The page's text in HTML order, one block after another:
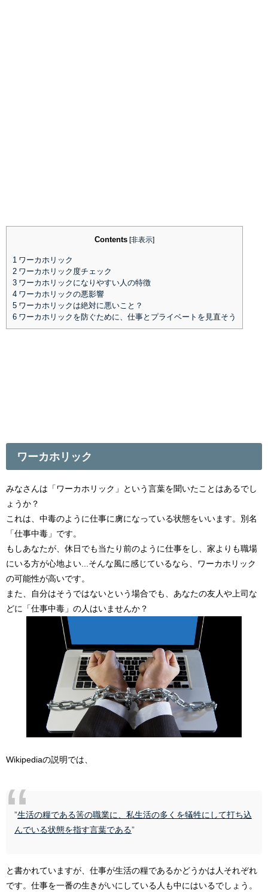
Contents [非表示]
1 ワーカホリック
2 ワーカホリック度チェック
3 ワーカホリックになりやすい人の特徴
4 ワーカホリックの悪影響
5 ワーカホリックは絶対に悪いこと？
6 ワーカホリックを防ぐために、仕事とプライベートを見直そう
ワーカホリック
みなさんは「ワーカホリック」という言葉を聞いたことはあるでし
ょうか？
これは、中毒のように仕事に虜になっている状態をいいます。別名
「仕事中毒」です。
もしあなたが、休日でも当たり前のように仕事をし、家よりも職場
にいる方が心地よい...そんな風に感じているなら、ワーカホリック
の可能性が高いです。
また、自分はそうではないという場合でも、あなたの友人や上司な
どに「仕事中毒」の人はいませんか？
Wikipediaの説明では、
”生活の糧である筈の職業に、私生活の多くを犠牲にして打ち込
んでいる状態を指す言葉である”
と書かれていますが、仕事が生活の糧であるかどうかは人それぞれ
です。仕事を一番の生きがいにしている人も中にはいるでしょう。